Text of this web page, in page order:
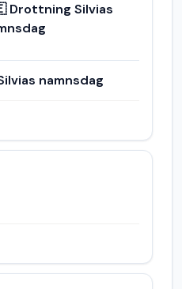
Silvias
namnsdag